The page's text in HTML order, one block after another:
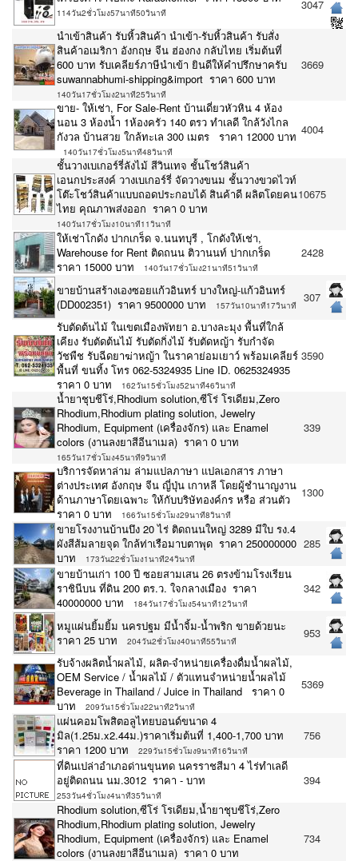
114วัน2ชั่วโมง57นาที50วินาที
3047
นำเข้าสินค้า รับหิ้วสินค้า นำเข้า-รับหิ้วสินค้า รับสั่ง
สินค้าอเมริกา อังกฤษ จีน ฮ่องกง กลับไทย เริ่มต้นที่
600 บาท รับเคลียร์ภาษีนำเข้า ยินดีให้คำปรึกษาครับ
suwannabhumi-shipping&import ราคา 600 บาท
140วัน17ชั่วโมง2นาที25วินาที
3669
ขาย- ให้เช่า, For Sale-Rent บ้านเดี่ยวหัวหิน 4 ห้อง
นอน 3 ห้องน้ำ 1ห้องครัว 140 ตรว ทำเลดี ใกล้วังไกล
กังวล บ้านสวย ใกล้ทะเล 300 เมตร ราคา 12000 บาท
140วัน17ชั่วโมง5นาที48วินาที
4004
ชั้นวางเบเกอร์รี่ลังไม้ สีวินเทจ ชั้นโชว์สินค้า
เอนกประสงค์ วางเบเกอร์รี่ จัดวางขนม ชั้นวางขวดไวท์
โต๊ะโชว์สินค้าแบบถอดประกอบได้ สินค้าดี ผลิตโดยคน
ไทย คุณภาพส่งออก ราคา 0 บาท
140วัน17ชั่วโมง10นาที11วินาที
10675
ให้เช่าโกดัง ปากเกร็ด จ.นนทบุรี , โกดังให้เช่า,
Warehouse for Rent ติดถนน ติวานนท์ ปากเกร็ด
ราคา 15000 บาท
140วัน17ชั่วโมง21นาที51วินาที
2428
ขายบ้านสร้างเองซอยแก้วอินทร์ บางใหญ่-แก้วอินทร์
(DD002351) ราคา 9500000 บาท
157วัน10นาที17วินาที
307
รับตัดต้นไม้ ในเขตเมืองพัทยา อ.บางละมุง พื้นที่ใกล้
เคียง รับตัดต้นไม้ รับตัดกิ่งไม้ รับตัดหญ้า รับกำจัด
วัชพืช รับฉีดยาฆ่าหญ้า ในราคาย่อมเยาว์ พร้อมเคลียร์
พื้นที่ ขนทิ้ง โทร 062-5324935 Line ID. 0625324935
ราคา 0 บาท
162วัน15ชั่วโมง52นาที46วินาที
3590
น้ำยาชุบชีโร่,Rhodium solution,ซีโร่ โรเดียม,Zero
Rhodium,Rhodium plating solution, Jewelry
Rhodium, Equipment (เครื่องจักร) และ Enamel
colors (งานลงยาสีอีนาเมล) ราคา 0 บาท
165วัน17ชั่วโมง45นาที9วินาที
339
บริการจัดหาล่าม ล่ามแปลภาษา แปลเอกสาร ภาษา
ต่างประเทศ อังกฤษ จีน ญี่ปุ่น เกาหลี โดยผู้ชำนาญงาน
ด้านภาษาโดยเฉพาะ ให้กับบริษัทองค์กร หรือ ส่วนตัว
ราคา 0 บาท
166วัน15ชั่วโมง29นาที8วินาที
1300
ขายโรงงานบ้านบึง 20 ไร่ ติดถนนใหญ่ 3289 มีใบ รง.4
ผังสีส้มลายจุด ใกล้ท่าเรือมาบตาพุด ราคา 250000000
บาท
173วัน22ชั่วโมง1นาที24วินาที
285
ขายบ้านเก่า 100 ปี ซอยสามเสน 26 ตรงข้ามโรงเรียน
ราชินีบน ที่ดิน 200 ตร.ว. ใจกลางเมือง ราคา
40000000 บาท
184วัน17ชั่วโมง54นาที12วินาที
342
หมูแผ่นยิ้มยิ้ม นครปฐม มีน้ำจิ้ม-น้ำพริก ขายด้วยนะ
ราคา 25 บาท
204วัน2ชั่วโมง40นาที55วินาที
953
รับจ้างผลิตน้ำผลไม้, ผลิต-จำหน่ายเครื่องดื่มน้ำผลไม้,
OEM Service / น้ำผลไม้ / ตัวแทนจำหน่ายน้ำผลไม้
Beverage in Thailand / Juice in Thailand ราคา 0
บาท
209วัน15ชั่วโมง22นาที2วินาที
5369
แผ่นคอมโพสิตอลูไทยบอนด์ขนาด 4
มิล(1.25ม.x2.44ม.)ราคาเริ่มต้นที่ 1,400-1,700 บาท
ราคา 1200 บาท
229วัน15ชั่วโมง9นาที16วินาที
756
ที่ดินเปล่าอำเภอด่านขุนทด นครราชสีมา 4 ไร่ทำเลดี
อยู่ติดถนน นม.3012 ราคา - บาท
253วัน4ชั่วโมง4นาที35วินาที
394
Rhodium solution,ซีโร่ โรเดียม,น้ำยาชุบชีโร่,Zero
Rhodium,Rhodium plating solution, Jewelry
Rhodium, Equipment (เครื่องจักร) และ Enamel
colors (งานลงยาสีอีนาเมล) ราคา 0 บาท
734